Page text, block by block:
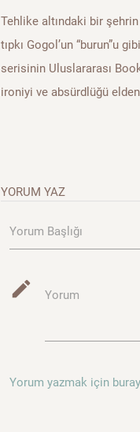
Tehlike altındaki bir
tıpkı Gogol’un “burun”u
serisinin Uluslararası
ironiyi ve absürdlüğü elden
YORUM YAZ
Yorum Başlığı
mode_edit Yorum
Yorum yazmak için